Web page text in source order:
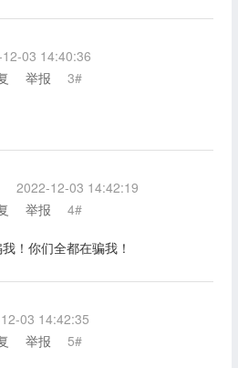
03 14:40:36
举报 3#
2022-12-03 14:42:19
举报 4#
！你们全都在骗我！
03 14:42:35
举报 5#